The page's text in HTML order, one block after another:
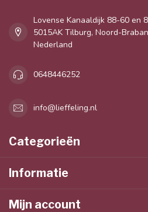
Lovense Kanaaldijk 88-60 en
5015AK Tilburg, Noord-
Nederland
0648446252
info@lieffeling.nl
Categorieën
Informatie
Mijn account